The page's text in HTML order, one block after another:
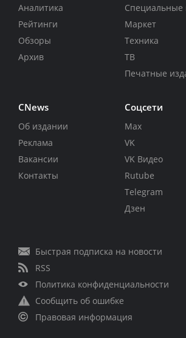
Аналитика
Рейтинги
Обзоры
Архив
Специальные
Маркет
Техника
ТВ
Печатные
CNews
Об издании
Реклама
Вакансии
Контакты
Соцсети
Max
VK
VK Видео
Rutube
Telegram
Дзен
Быстрая подписка на новости
RSS
Политика конфиденциальности
Сообщить об ошибке
Правовая информация